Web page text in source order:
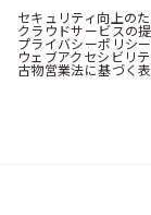
セキュリティ向上の
クラウドサービスの
プライバシーポリシー
ウェブアクセシビリ
古物営業法に基づく